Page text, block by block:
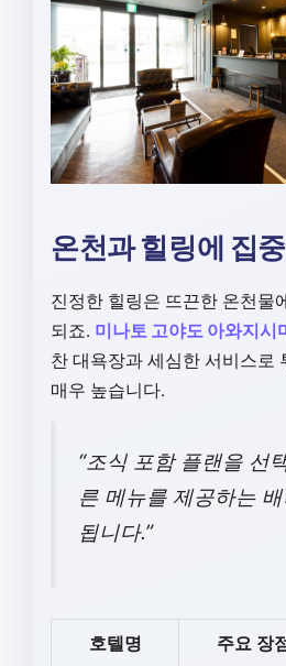
온천과 힐링에 집
진정한 힐링은 뜨끈한 온천물
되죠. 미나토 고야도 아와지시
찬 대욕장과 세심한 서비스로
매우 높습니다.
“조식 포함 플랜을 선
른 메뉴를 제공하는
됩니다.”
호텔명 주요 장